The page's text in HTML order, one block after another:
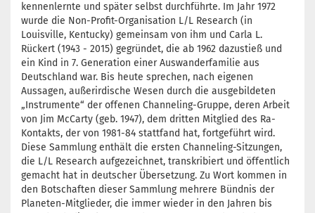
kennenlernte und später selbst durchführte. Im Jahr 1972
wurde die Non-Profit-Organisation L/L Research (in
Louisville, Kentucky) gemeinsam von ihm und Carla L.
Rückert (1943 - 2015) gegründet, die ab 1962 dazustieß und
ein Kind in 7. Generation einer Auswanderfamilie aus
Deutschland war. Bis heute sprechen, nach eigenen
Aussagen, außerirdische Wesen durch die ausgebildeten
„Instrumente“ der offenen Channeling-Gruppe, deren Arbeit
von Jim McCarty (geb. 1947), dem dritten Mitglied des Ra-
Kontakts, der von 1981-84 stattfand hat, fortgeführt wird.
Diese Sammlung enthält die ersten Channeling-Sitzungen,
die L/L Research aufgezeichnet, transkribiert und öffentlich
gemacht hat in deutscher Übersetzung. Zu Wort kommen in
den Botschaften dieser Sammlung mehrere Bündnis der
Planeten-Mitglieder, die immer wieder in den Jahren bis